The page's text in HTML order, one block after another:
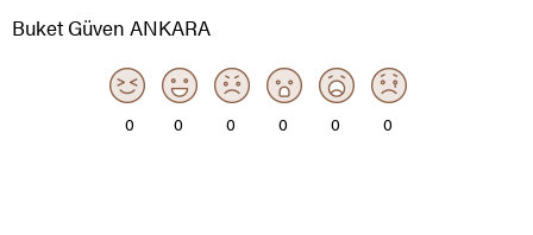
Buket Güven ANKARA
0 0 0 0 0 0